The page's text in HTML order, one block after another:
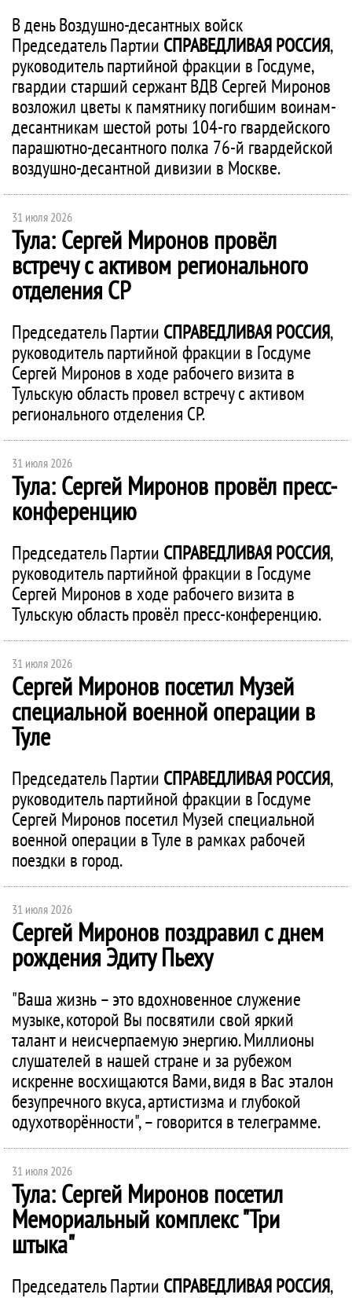
В день Воздушно-десантных войск
Председатель Партии СПРАВЕДЛИВАЯ РОССИЯ,
руководитель партийной фракции в Госдуме,
гвардии старший сержант ВДВ Сергей Миронов
возложил цветы к памятнику погибшим воинам-
десантникам шестой роты 104-го гвардейского
парашютно-десантного полка 76-й гвардейской
воздушно-десантной дивизии в Москве.
31 июля 2026
Тула: Сергей Миронов провёл
встречу с активом регионального
отделения СР
Председатель Партии СПРАВЕДЛИВАЯ РОССИЯ,
руководитель партийной фракции в Госдуме
Сергей Миронов в ходе рабочего визита в
Тульскую область провел встречу с активом
регионального отделения СР.
31 июля 2026
Тула: Сергей Миронов провёл пресс-
конференцию
Председатель Партии СПРАВЕДЛИВАЯ РОССИЯ,
руководитель партийной фракции в Госдуме
Сергей Миронов в ходе рабочего визита в
Тульскую область провёл пресс-конференцию.
31 июля 2026
Сергей Миронов посетил Музей
специальной военной операции в
Туле
Председатель Партии СПРАВЕДЛИВАЯ РОССИЯ,
руководитель партийной фракции в Госдуме
Сергей Миронов посетил Музей специальной
военной операции в Туле в рамках рабочей
поездки в город.
31 июля 2026
Сергей Миронов поздравил с днем
рождения Эдиту Пьеху
"Ваша жизнь – это вдохновенное служение
музыке, которой Вы посвятили свой яркий
талант и неисчерпаемую энергию. Миллионы
слушателей в нашей стране и за рубежом
искренне восхищаются Вами, видя в Вас эталон
безупречного вкуса, артистизма и глубокой
одухотворённости", – говорится в телеграмме.
31 июля 2026
Тула: Сергей Миронов посетил
Мемориальный комплекс "Три
штыка"
Председатель Партии СПРАВЕДЛИВАЯ РОССИЯ,